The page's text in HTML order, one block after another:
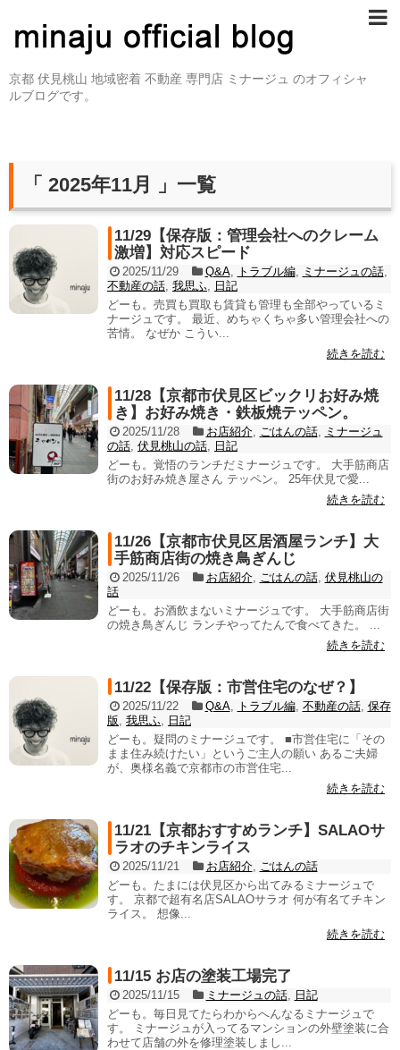
京都 伏見桃山 地域密着 不動産 専門店 ミナージュ のオフィシャ
ルブログです。
「 2025年11月 」一覧
11/29【保存版：管理会社へのクレーム
激増】対応スピード
2025/11/29 Q&A, トラブル編, ミナージュの話,
不動産の話 我思ふ
日記
どーも。売買も買取も賃貸も管理も全部やっているミ
ナージュです。 最近、めちゃくちゃ多い管理会社への
苦情。 なぜか こうい...
続きを読む
11/28【京都市伏見区ビックリお好み焼
き】お好み焼き・鉄板焼テッペン。
2025/11/28 お店紹介, ごはんの話,
ミナージュ
の話 伏見桃山の話
日記
どーも。覚悟のランチだミナージュです。 大手筋商店
街のお好み焼き屋さん テッペン。 25年伏見で愛...
続きを読む
11/26【京都市伏見区居酒屋ランチ】大
手筋商店街の焼き鳥ぎんじ
2025/11/26 お店紹介, ごはんの話, 伏見桃山の
話
どーも。お酒飲まないミナージュです。 大手筋商店街
の焼き鳥ぎんじ ランチやってたんで食べてきた。 ...
続きを読む
11/22【保存版：市営住宅のなぜ？】
2025/11/22 Q&A, トラブル編, 不動産の話, 保存
版 我思ふ
日記
どーも。疑問のミナージュです。 ■市営住宅に「その
まま住み続けたい」というご主人の願い あるご夫婦
が、奥様名義で京都市の市営住宅...
続きを読む
11/21【京都おすすめランチ】SALAOサ
ラオのチキンライス
2025/11/21 お店紹介,
ごはんの話
どーも。たまには伏見区から出てみるミナージュで
す。 京都で超有名店SALAOサラオ 何が有名てチキン
ライス。 想像...
続きを読む
11/15 お店の塗装工場完了
2025/11/15 ミナージュの話,
日記
どーも。毎日見てたらわからへんなるミナージュで
す。 ミナージュが入ってるマンションの外壁塗装に合
わせて店舗の外を修理塗装しまし...